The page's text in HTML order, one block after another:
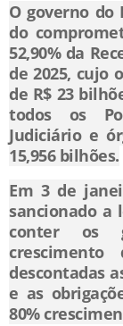
O governo do
do
52,90% da
de 2025, cujo
de R$ 23
todos os
Judiciário e
15,956 bilhões.
Em 3 de
sancionado a
conter os
descontadas
e as
80%